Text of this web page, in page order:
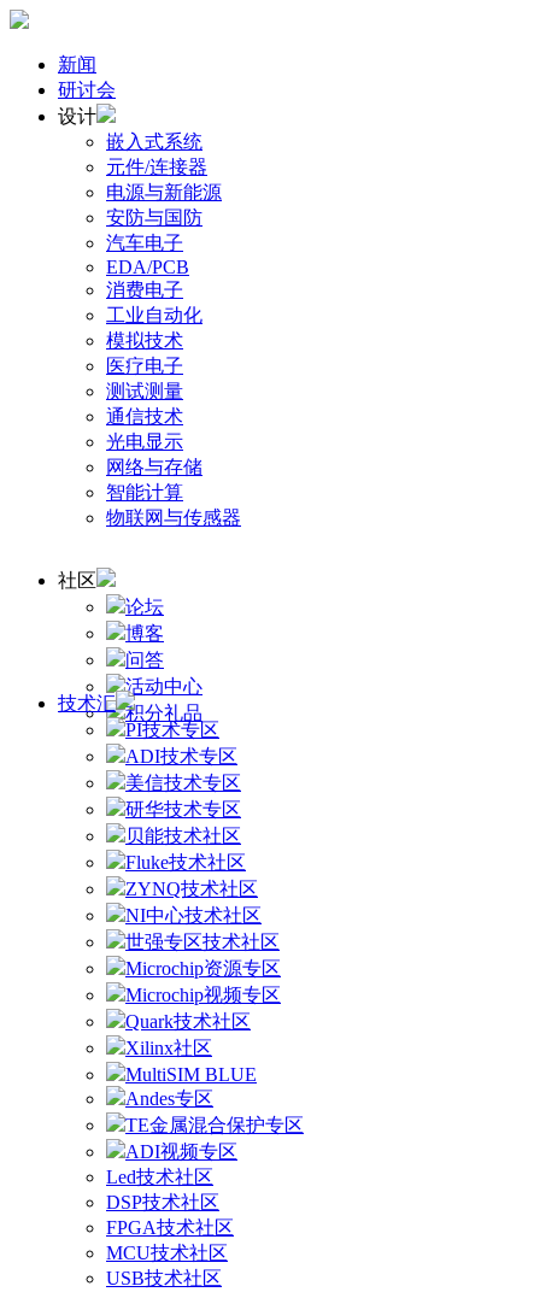
新闻
研讨会
设计
嵌入式系统
元件/连接器
电源与新能源
安防与国防
汽车电子
EDA/PCB
消费电子
工业自动化
模拟技术
医疗电子
测试测量
通信技术
光电显示
网络与存储
智能计算
物联网与传感器
社区
论坛
博客
问答
活动中心
积分礼品
技术汇
PI技术专区
ADI技术专区
美信技术专区
研华技术专区
贝能技术社区
Fluke技术社区
ZYNQ技术社区
NI中心技术社区
世强专区技术社区
Microchip资源专区
Microchip视频专区
Quark技术社区
Xilinx社区
MultiSIM BLUE
Andes专区
TE金属混合保护专区
ADI视频专区
Led技术社区
DSP技术社区
FPGA技术社区
MCU技术社区
USB技术社区